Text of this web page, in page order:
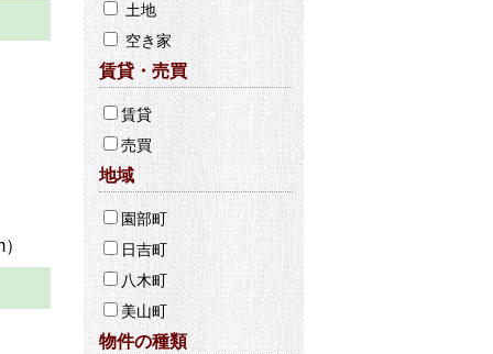
土地
空き家
賃貸・売買
賃貸
売買
地域
園部町
日吉町
八木町
美山町
物件の種類